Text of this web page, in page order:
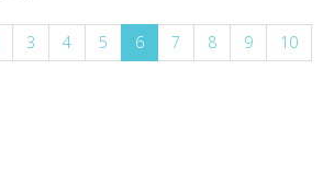
3 4 5 6 7 8 9
10